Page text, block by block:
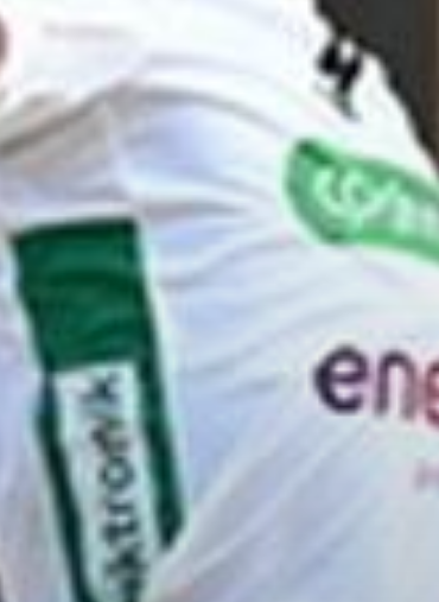
Mitglieder-Service
Gute Gründe
Info zu Mitgliedsbeiträgen
Mitglied werden